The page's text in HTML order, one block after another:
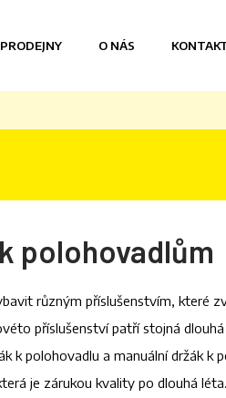
PRODEJNY O NÁS
polohovadlům
různým příslušenstvím, které
příslušenství patří stojná
k polohovadlu a manuální držák
je zárukou kvality po dlouhá léta.